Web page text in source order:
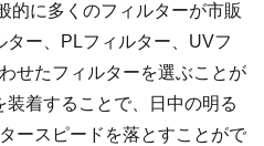
的に多くのフィルターが市販
ー、PLフィルター、UVフ
せたフィルターを選ぶことが
着することで、日中の明る
ースピードを落とすことがで